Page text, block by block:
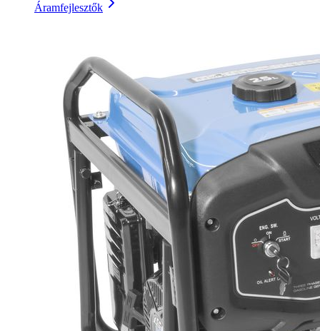
Áramfejlesztők